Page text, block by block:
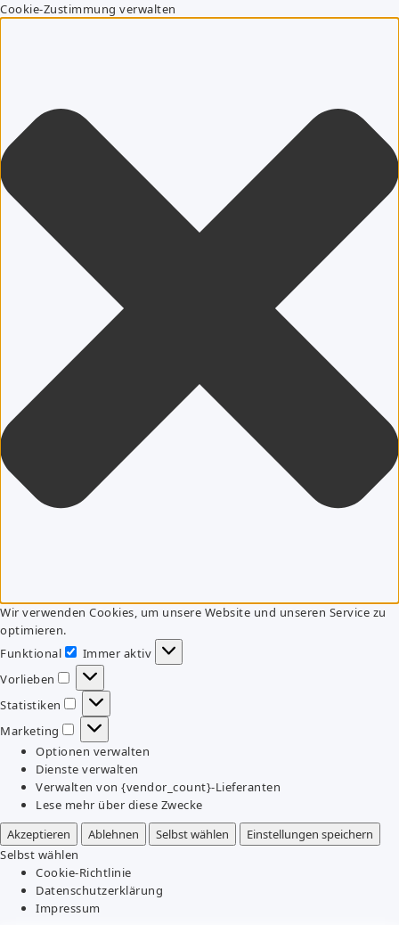
Cookie-Zustimmung verwalten
Wir verwenden Cookies, um unsere Website und unseren Service zu
optimieren.
Funktional
Funktional
Immer aktiv
Vorlieben
Vorlieben
Statistiken
Statistiken
Marketing
Marketing
Optionen verwalten
Dienste verwalten
Verwalten von {vendor_count}-Lieferanten
Lese mehr über diese Zwecke
Akzeptieren
Ablehnen Selbst wählen
Einstellungen speichern
Selbst wählen
Cookie-Richtlinie
Datenschutzerklärung
Impressum